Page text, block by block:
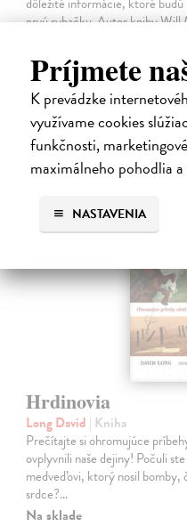
Príjmete
K prevádzke
využívame cookies
funkčnosti,
maximálneho pohodlia
NASTAVENIA
prvú rybačku. Autor knihy Will
Na sklade
13,90 €
14,95 € ?
Hrdinovia
Long David | Kniha
Prečítajte si ohromujúce
ovplyvnili naše dejiny! Počuli
medveďovi, ktorý nosil bomby,
srdce?…
Na sklade